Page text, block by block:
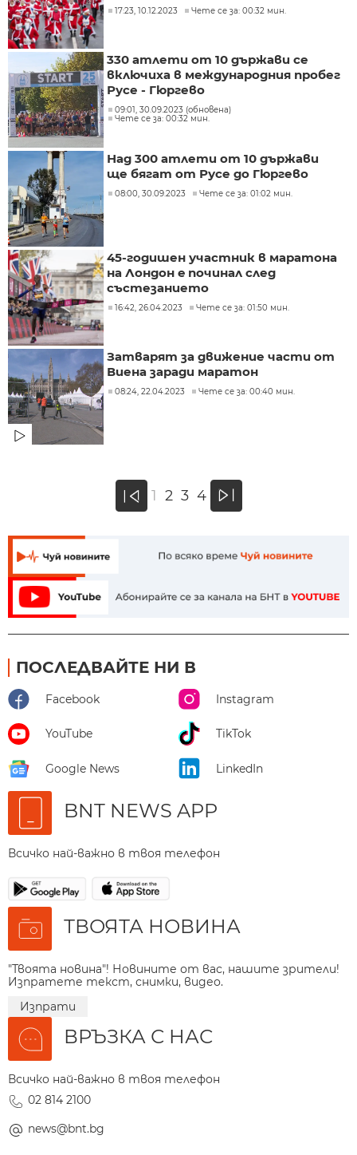
17:23, 10.12.2023 Чете се за: 00:32 мин.
330 атлети от 10 държави се
включиха в международния пробег
Русе - Гюргево
09:01, 30.09.2023 (обновена)
Чете се за: 00:32 мин.
Над 300 атлети от 10 държави
ще бягат от Русе до Гюргево
08:00, 30.09.2023 Чете се за: 01:02 мин.
45-годишен участник в маратона
на Лондон e починал след
състезанието
16:42, 26.04.2023 Чете се за: 01:50 мин.
Затварят за движение части от
Виена заради маратон
08:24, 22.04.2023 Чете се за: 00:40 мин.
« 1 2 3 4 »
ПОСЛЕДВАЙТЕ НИ В
Facebook Instagram
YouTube TikTok
Google News LinkedIn
BNT NEWS APP
Всичко най-важно в твоя телефон
ТВОЯТА НОВИНА
"Твоята новина"! Новините от вас, нашите зрители!
Изпратете текст, снимки, видео.
Изпрати
ВРЪЗКА С НАС
Всичко най-важно в твоя телефон
02 814 2100
news@bnt.bg